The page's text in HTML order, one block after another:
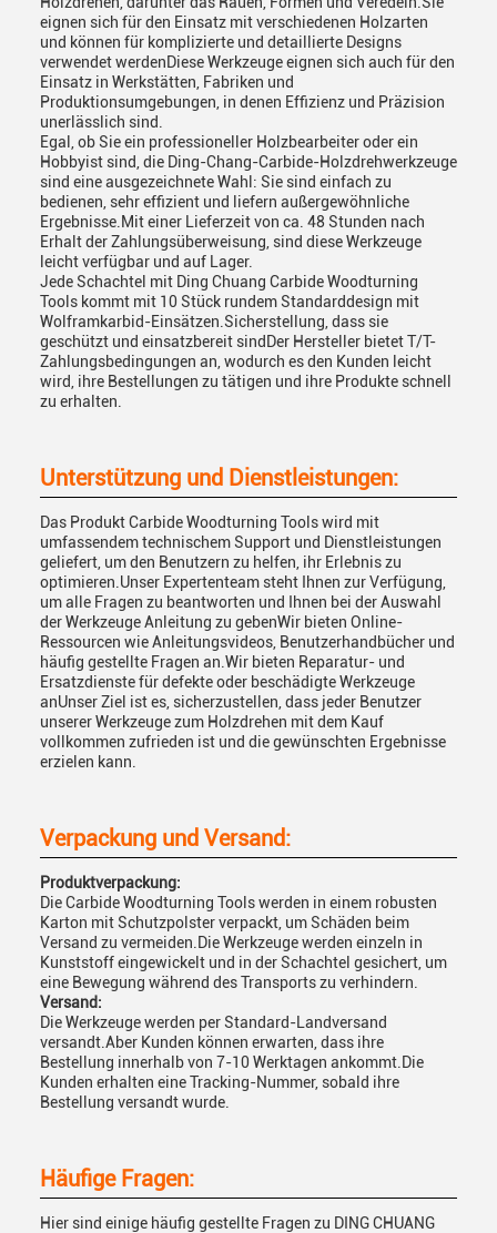
eignen sich für den Einsatz mit verschiedenen Holzarten
und können für komplizierte und detaillierte Designs
verwendet werdenDiese Werkzeuge eignen sich auch für den
Einsatz in Werkstätten, Fabriken und
Produktionsumgebungen, in denen Effizienz und Präzision
unerlässlich sind.
Egal, ob Sie ein professioneller Holzbearbeiter oder ein
Hobbyist sind, die Ding-Chang-Carbide-Holzdrehwerkzeuge
sind eine ausgezeichnete Wahl: Sie sind einfach zu
bedienen, sehr effizient und liefern außergewöhnliche
Ergebnisse.Mit einer Lieferzeit von ca. 48 Stunden nach
Erhalt der Zahlungsüberweisung, sind diese Werkzeuge
leicht verfügbar und auf Lager.
Jede Schachtel mit Ding Chuang Carbide Woodturning
Tools kommt mit 10 Stück rundem Standarddesign mit
Wolframkarbid-Einsätzen.Sicherstellung, dass sie
geschützt und einsatzbereit sindDer Hersteller bietet T/T-
Zahlungsbedingungen an, wodurch es den Kunden leicht
wird, ihre Bestellungen zu tätigen und ihre Produkte schnell
zu erhalten.
Unterstützung und Dienstleistungen:
Das Produkt Carbide Woodturning Tools wird mit
umfassendem technischem Support und Dienstleistungen
geliefert, um den Benutzern zu helfen, ihr Erlebnis zu
optimieren.Unser Expertenteam steht Ihnen zur Verfügung,
um alle Fragen zu beantworten und Ihnen bei der Auswahl
der Werkzeuge Anleitung zu gebenWir bieten Online-
Ressourcen wie Anleitungsvideos, Benutzerhandbücher und
häufig gestellte Fragen an.Wir bieten Reparatur- und
Ersatzdienste für defekte oder beschädigte Werkzeuge
anUnser Ziel ist es, sicherzustellen, dass jeder Benutzer
unserer Werkzeuge zum Holzdrehen mit dem Kauf
vollkommen zufrieden ist und die gewünschten Ergebnisse
erzielen kann.
Verpackung und Versand:
Produktverpackung:
Die Carbide Woodturning Tools werden in einem robusten
Karton mit Schutzpolster verpackt, um Schäden beim
Versand zu vermeiden.Die Werkzeuge werden einzeln in
Kunststoff eingewickelt und in der Schachtel gesichert, um
eine Bewegung während des Transports zu verhindern.
Versand:
Die Werkzeuge werden per Standard-Landversand
versandt.Aber Kunden können erwarten, dass ihre
Bestellung innerhalb von 7-10 Werktagen ankommt.Die
Kunden erhalten eine Tracking-Nummer, sobald ihre
Bestellung versandt wurde.
Häufige Fragen:
Hier sind einige häufig gestellte Fragen zu DING CHUANG